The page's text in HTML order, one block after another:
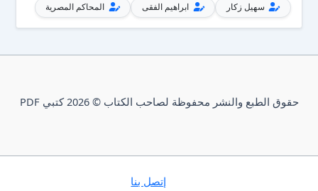
سهيل زكار
ابراهيم الفقى المحاكم المصرية
حقوق الطبع والنشر محفوظة لصاحب الكتاب © 2026 كتبي PDF
إتصل بنا